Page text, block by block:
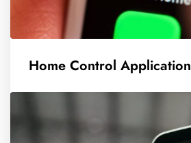
Home Control Application